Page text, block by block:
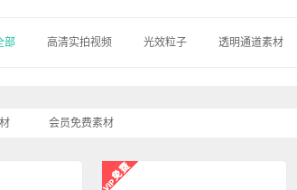
部 高清实拍视频 光效粒子 透明通道素材
会员免费素材